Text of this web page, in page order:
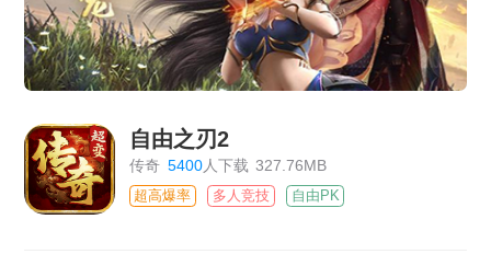
自由之刃2
传奇 5400人下载 327.76MB
超高爆率 多人竞技 自由PK